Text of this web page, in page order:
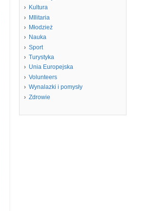
Kultura
MIlitaria
Młodzież
Nauka
Sport
Turystyka
Unia Europejska
Volunteers
Wynalazki i pomysły
Zdrowie